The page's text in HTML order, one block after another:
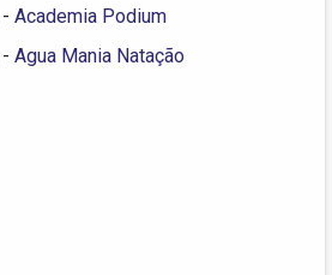
- Academia Podium
- Agua Mania Natação